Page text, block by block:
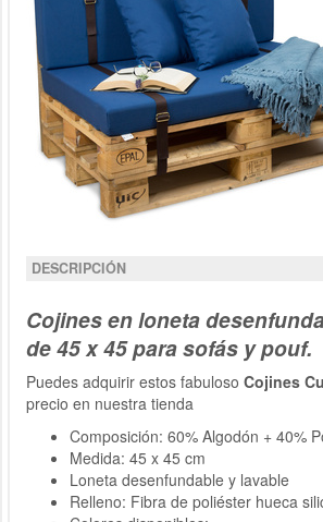
DESCRIPCIÓN
Cojines en loneta
de 45 x 45 para sofás y pouf.
Puedes adquirir estos fabuloso Cojines
precio en nuestra tienda
Composición: 60% Algodón + 40%
Medida: 45 x 45 cm
Loneta desenfundable y lavable
Relleno: Fibra de poliéster hueca